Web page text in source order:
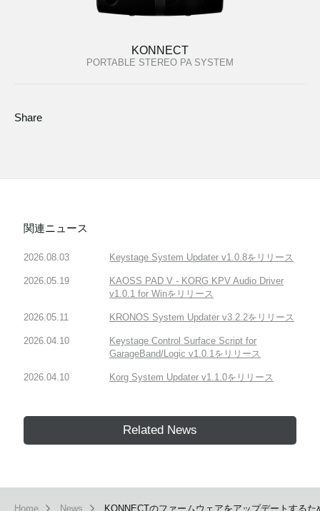
KONNECT
PORTABLE STEREO PA SYSTEM
Share
関連ニュース
2026.08.03 Keystage System Updater v1.0.8をリリース
2026.05.19
KAOSS PAD V - KORG KPV Audio Driver
v1.0.1 for Winをリリース
2026.05.11 KRONOS System Updater v3.2.2をリリース
2026.04.10
Keystage Control Surface Script for
GarageBand/Logic v1.0.1をリリース
2026.04.10 Korg System Updater v1.1.0をリリース
Related News
Home News KONNECTのファームウェアをアップデートする